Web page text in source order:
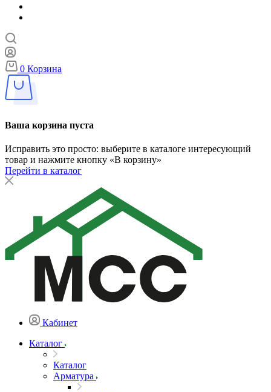
0 Корзина
Ваша корзина пуста
Исправить это просто: выберите в каталоге интересующий
товар и нажмите кнопку «В корзину»
Перейти в каталог
Кабинет
Каталог
Каталог
Арматура